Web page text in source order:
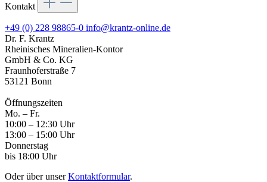
Kontakt
+49 (0) 228 98865-0 info@krantz-online.de
Dr. F. Krantz
Rheinisches Mineralien-Kontor
GmbH & Co. KG
Fraunhoferstraße 7
53121 Bonn
Öffnungszeiten
Mo. – Fr.
10:00 – 12:30 Uhr
13:00 – 15:00 Uhr
Donnerstag
bis 18:00 Uhr
Oder über unserKontaktformular.